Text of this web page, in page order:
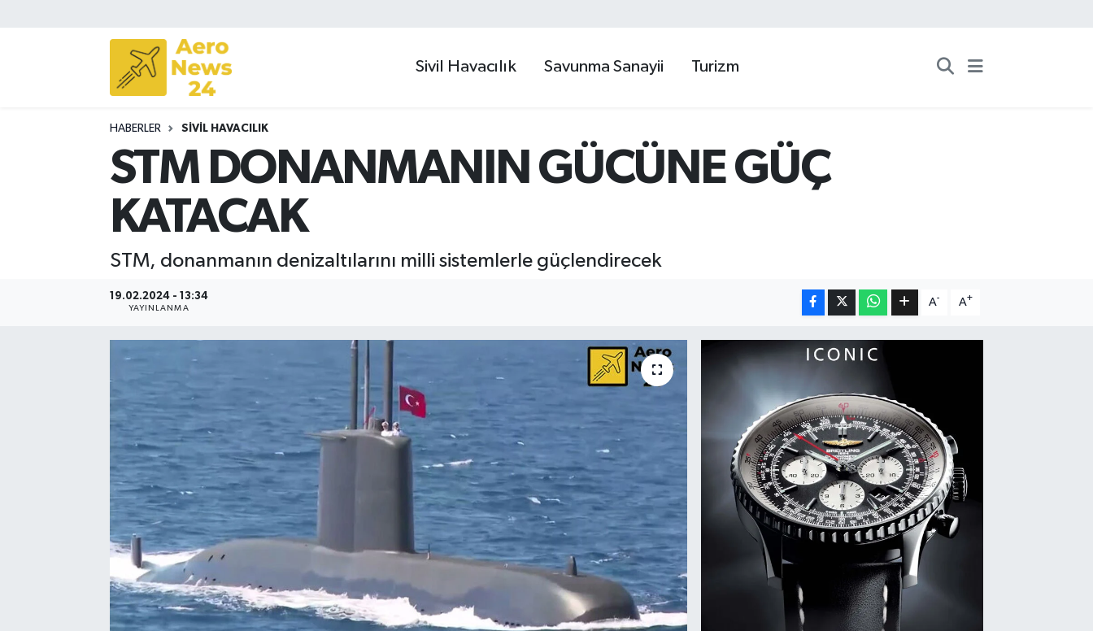
Sivil Havacılık Savunma Sanayii Turizm
HABERLER SIVIL HAVACILIK
STM DONANMANIN GÜCÜNE GÜÇ
KATACAK
STM, donanmanın denizaltılarını milli sistemlerle güçlendirecek
19.02.2024 - 13:34
YAYINLANMA
A- A+
Sivil Havacılık